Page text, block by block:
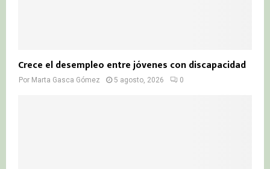
Crece el desempleo entre jóvenes con discapacidad
Por Marta Gasca Gómez 5 agosto, 2026 0